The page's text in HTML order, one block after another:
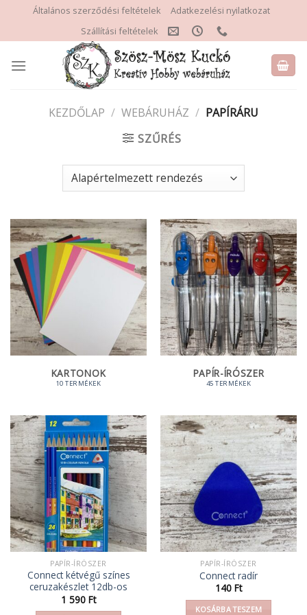
content
Általános szerződési feltételek
Adatkezelési nyilatkozat
Szállítási feltételek
KEZDŐLAP / WEBÁRUHÁZ / PAPÍRÁRU
SZŰRÉS
KARTONOK
10 TERMÉKEK
PAPÍR-ÍRÓSZER
45 TERMÉKEK
PAPÍR-ÍRÓSZER
Connect kétvégű színes
ceruzakészlet 12db-os
1 590 Ft
PAPÍR-ÍRÓSZER
Connect radír
140 Ft
KOSÁRBA TESZEM